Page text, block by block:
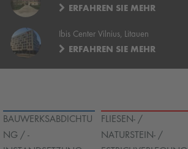
ERFAHREN SIE MEHR
Ibis Center Vilnius, Litauen
ERFAHREN SIE MEHR
BAUWERKSABDICHTU
NG / -
FLIESEN- /
NATURSTEIN- /